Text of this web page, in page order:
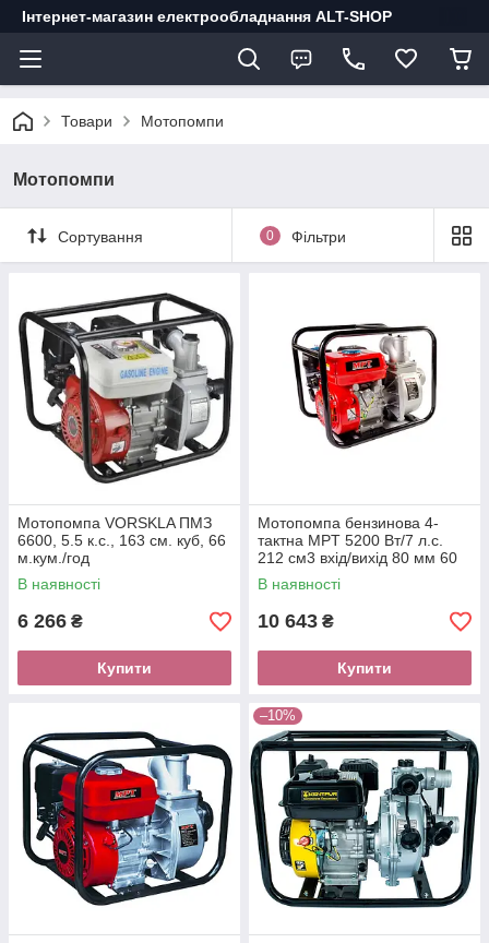
Інтернет-магазин електрообладнання ALT-SHOP
Товари Мотопомпи
Мотопомпи
Сортування 0 Фільтри
Мотопомпа VORSKLA ПМЗ
6600, 5.5 к.с., 163 см. куб, 66
м.кум./год
В наявності
6 266 ₴
Купити
Мотопомпа бензинова 4-
тактна MPT 5200 Вт/7 л.с.
212 см3 вхід/вихід 80 мм 60
м3/год MGWP80
В наявності
10 643 ₴
Купити
–10%